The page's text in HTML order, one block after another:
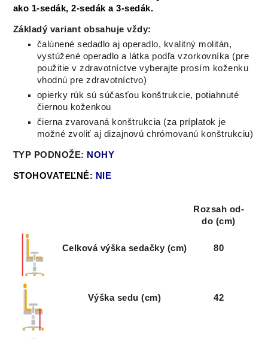
ako 1-sedák, 2-sedák a 3-sedák.
Základý variant obsahuje vždy:
čalúnené sedadlo aj operadlo, kvalitný molitán,
vystúžené operadlo a látka podľa vzorkovníka (pre
použitie v zdravotníctve vyberajte prosím koženku
vhodnú pre zdravotníctvo)
opierky rúk sú súčasťou konštrukcie, potiahnuté
čiernou koženkou
čierna zvarovaná konštrukcia (za príplatok je
možné zvoliť aj dizajnovú chrómovanú konštrukciu)
TYP PODNOŽE: NOHY
STOHOVATEĽNÉ: NIE
Rozsah od-
do (cm)
Celková výška sedačky (cm) 80
Výška sedu (cm) 42